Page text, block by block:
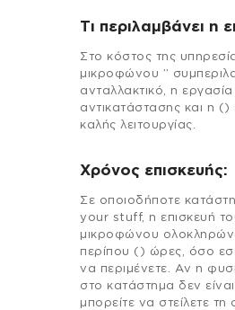
Τι περιλαμβάνει η
Στo κόστος της
μικροφώνου ”
ανταλλακτικό, η εργασία
αντικατάστασης και η ()
καλής λειτουργίας.
Χρόνος επισκευής:
Σε οποιοδήποτε
your stuff, η επισκευή
μικροφώνου
περίπου () ώρες, όσο
να περιμένετε. Αν η
στο κατάστημα δεν είναι
μπορείτε να στείλετε